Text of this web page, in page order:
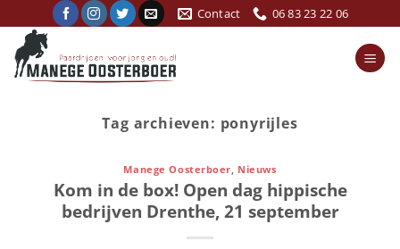
naar
inhoud
Contact 06 83 23 22 06
Tag archieven: ponyrijles
Manege Oosterboer, Nieuws
Kom in de box! Open dag hippische
bedrijven Drenthe, 21 september